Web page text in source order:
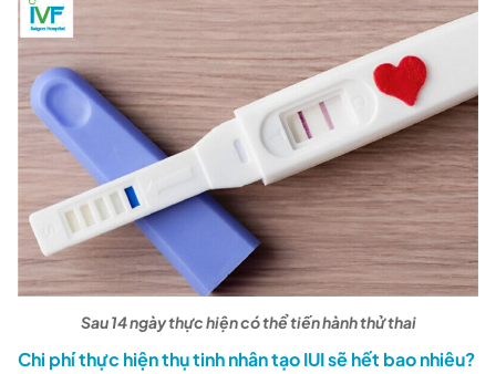
Sau 14 ngày thực hiện có thể tiến hành thử thai
Chi phí thực hiện thụ tinh nhân tạo IUI sẽ hết bao nhiêu?